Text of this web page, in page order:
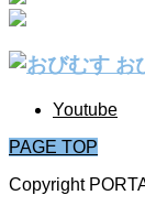
お
Youtube
PAGE TOP
Copyright